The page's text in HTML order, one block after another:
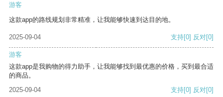
游客
这款app的路线规划非常精准，让我能够快速到达目的地。
2025-09-04 支持[0] 反对[0]
游客
这款app是我购物的得力助手，让我能够找到最优惠的价格，买到最合适
的商品。
2025-09-04
支持[0] 反对[0]